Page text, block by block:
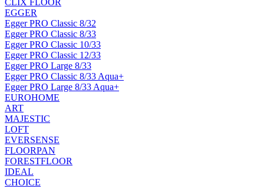
CLIX FLOOR
EGGER
Egger PRO Classic 8/32
Egger PRO Classic 8/33
Egger PRO Classic 10/33
Egger PRO Classic 12/33
Egger PRO Large 8/33
Egger PRO Classic 8/33 Aqua+
Egger PRO Large 8/33 Aqua+
EUROHOME
ART
MAJESTIC
LOFT
EVERSENSE
FLOORPAN
FORESTFLOOR
IDEAL
CHOICE